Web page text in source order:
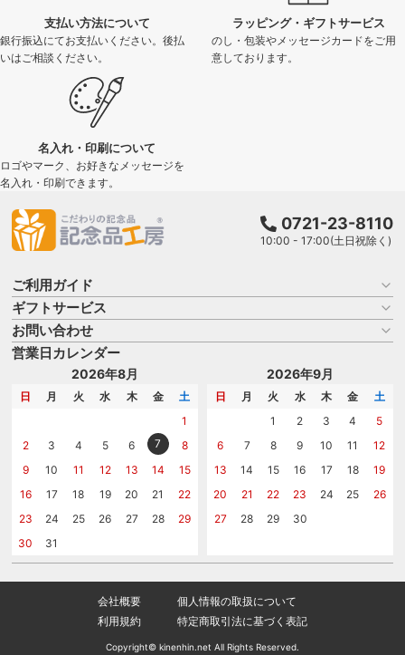
支払い方法について
銀行振込にてお支払いください。後払
いはご相談ください。
ラッピング・ギフトサービス
のし・包装やメッセージカードをご用
意しております。
名入れ・印刷について
ロゴやマーク、お好きなメッセージを
名入れ・印刷できます。
0721-23-8110
10:00 - 17:00(土日祝除く)
ご利用ガイド
お買い物ガイド
よくある質問
はじめての記念品選び
記念品工房の使い方
ギフトサービス
名入れについて
のし
メッセージカード
お問い合わせ
商品選びを相談する
名入れについて相談する
カタログを請求する
営業日カレンダー
2026年8月
日 月 火 水 木 金
土
1
2
3 4 5 6 7
8
9
10 11 12 13 14
15
16
17 18 19 20 21
22
23
24 25 26 27 28
29
30
31
2026年9月
日 月 火 水 木 金
土
1
2 3 4
5
6
7 8 9 10 11
12
13
14 15 16 17 18
19
20
21 22 23 24 25
26
27
28 29 30
会社概要
個人情報の取扱について
利用規約
特定商取引法に基づく表記
Copyright© kinenhin.net All Rights Reserved.